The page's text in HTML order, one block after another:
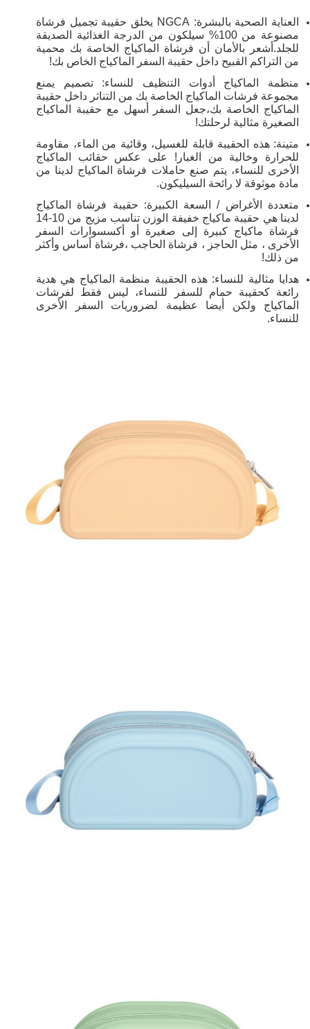
العناية الصحية بالبشرة: NGCA يخلق حقيبة تجميل فرشاة
مصنوعة من 100% سيلكون من الدرجة الغذائية الصديقة
للجلد.أشعر بالأمان أن فرشاة الماكياج الخاصة بك محمية
من التراكم القبيح داخل حقيبة السفر الماكياج الخاص بك!
منظمة الماكياج أدوات التنظيف للنساء: تصميم يمنع
مجموعة فرشات الماكياج الخاصة بك من التناثر داخل حقيبة
الماكياج الخاصة بك،جعل السفر أسهل مع حقيبة الماكياج
الصغيرة مثالية لرحلتك!
متينة: هذه الحقيبة قابلة للغسيل، وقائية من الماء، مقاومة
للحرارة وخالية من الغبار! على عكس حقائب الماكياج
الأخرى للنساء، يتم صنع حاملات فرشاة الماكياج لدينا من
مادة موثوقة لا رائحة السيليكون.
متعددة الأغراض / السعة الكبيرة: حقيبة فرشاة الماكياج
لدينا هي حقيبة ماكياج خفيفة الوزن تناسب مزيج من 10-14
فرشاة ماكياج كبيرة إلى صغيرة أو أكسسوارات السفر
الأخرى ، مثل الحاجز ، فرشاة الحاجب ،فرشاة أساس وأكثر
من ذلك!
هدايا مثالية للنساء: هذه الحقيبة منظمة الماكياج هي هدية
رائعة كحقيبة حمام للسفر للنساء، ليس فقط لفرشات
الماكياج ولكن أيضا عظيمة لضروريات السفر الأخرى
للنساء.